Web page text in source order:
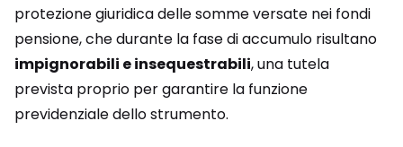
protezione giuridica delle somme versate nei fondi
pensione, che durante la fase di accumulo risultano
impignorabili e insequestrabili, una tutela
prevista proprio per garantire la funzione
previdenziale dello strumento.